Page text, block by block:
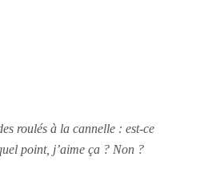
roulés à la cannelle : est-ce
point, j’aime ça ? Non ?